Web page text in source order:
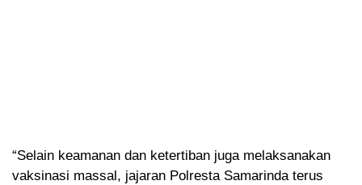
“Selain keamanan dan ketertiban juga melaksanakan
vaksinasi massal, jajaran Polresta Samarinda terus